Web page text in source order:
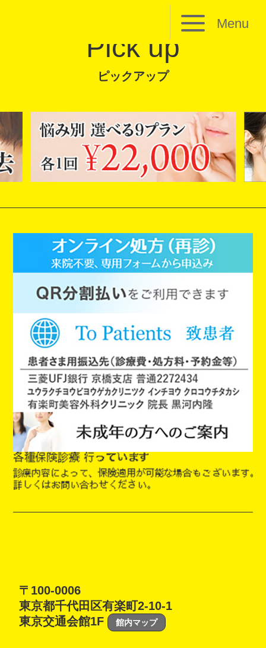
Menu
Pick up
ピックアップ
〒100-0006
東京都千代田区有楽町2-10-1
東京交通会館1F
館内マップ